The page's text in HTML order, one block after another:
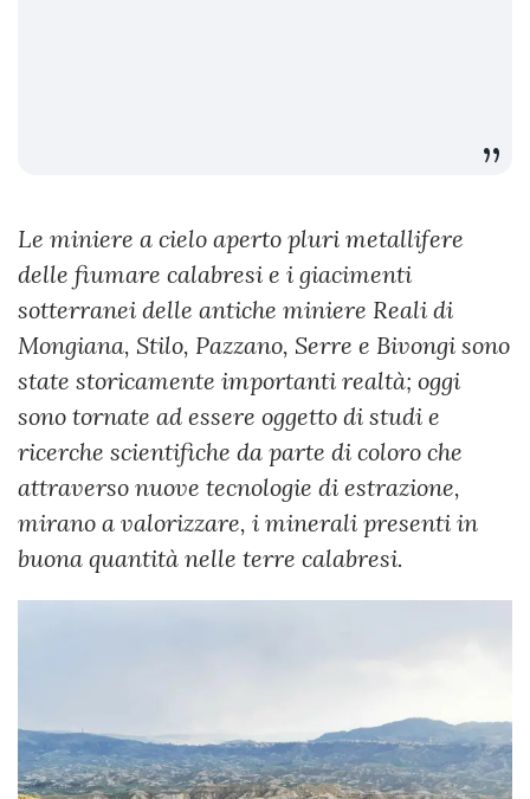
Le miniere a cielo aperto pluri metallifere
delle fiumare calabresi e i giacimenti
sotterranei delle antiche miniere Reali di
Mongiana, Stilo, Pazzano, Serre e Bivongi sono
state storicamente importanti realtà; oggi
sono tornate ad essere oggetto di studi e
ricerche scientifiche da parte di coloro che
attraverso nuove tecnologie di estrazione,
mirano a valorizzare, i minerali presenti in
buona quantità nelle terre calabresi.